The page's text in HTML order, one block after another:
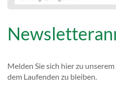
Melden Sie sich hier zu
dem Laufenden zu bleiben.